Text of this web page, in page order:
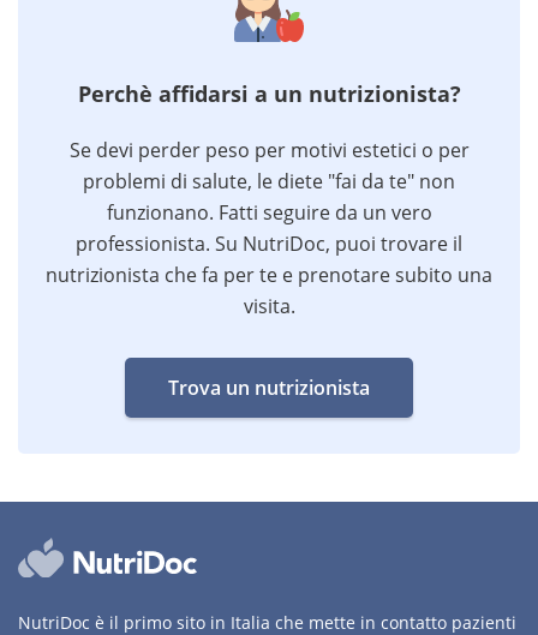
Perchè affidarsi a un nutrizionista?
Se devi perder peso per motivi estetici o per
problemi di salute, le diete "fai da te" non
funzionano. Fatti seguire da un vero
professionista. Su NutriDoc, puoi trovare il
nutrizionista che fa per te e prenotare subito una
visita.
Trova un nutrizionista
NutriDoc è il primo sito in Italia che mette in contatto pazienti